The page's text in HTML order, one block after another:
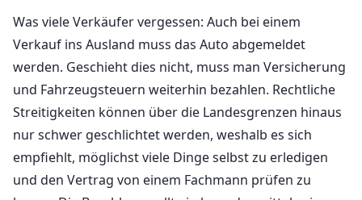
Was viele Verkäufer vergessen: Auch bei einem
Verkauf ins Ausland muss das Auto abgemeldet
werden. Geschieht dies nicht, muss man Versicherung
und Fahrzeugsteuern weiterhin bezahlen. Rechtliche
Streitigkeiten können über die Landesgrenzen hinaus
nur schwer geschlichtet werden, weshalb es sich
empfiehlt, möglichst viele Dinge selbst zu erledigen
und den Vertrag von einem Fachmann prüfen zu